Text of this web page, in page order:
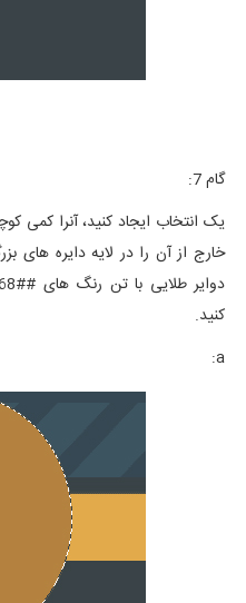
گام 7:
یک انتخاب ایجاد کنید، آنرا کمی
خارج از آن را در لایه دایره
کنید.
a: